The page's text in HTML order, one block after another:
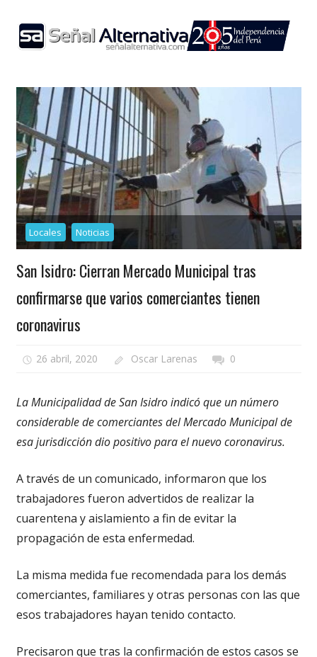
content
Locales Noticias
San Isidro: Cierran Mercado Municipal tras
confirmarse que varios comerciantes tienen
coronavirus
26 abril, 2020 Oscar Larenas 0
La Municipalidad de San Isidro indicó que un número
considerable de comerciantes del Mercado Municipal de
esa jurisdicción dio positivo para el nuevo coronavirus.
A través de un comunicado, informaron que los
trabajadores fueron advertidos de realizar la
cuarentena y aislamiento a fin de evitar la
propagación de esta enfermedad.
La misma medida fue recomendada para los demás
comerciantes, familiares y otras personas con las que
esos trabajadores hayan tenido contacto.
Precisaron que tras la confirmación de estos casos se